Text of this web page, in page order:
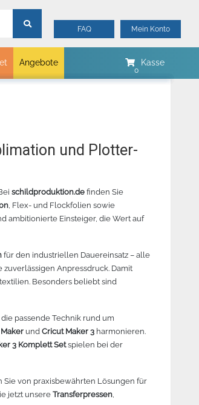
FAQ Mein Konto
V 132 SCHNEIDEPLOTTER
– BESTELLARTIKEL
Mehr lesen
ORACAL 8510 METALLIC
GLASDEKORFOLIE –
Mehr lesen
Sols
James & Nicholson
Angebote Kasse
und Plotter-
schildproduktion.de finden Sie
, Flex- und Flockfolien sowie
ambitionierte Einsteiger, die Wert auf
für den industriellen Dauereinsatz – alle
Anpressdruck. Damit
Besonders beliebt sind
passende Technik rund um
und Cricut Maker 3 harmonieren.
3 Komplett Setspielen bei der
von praxisbewährten Lösungen für
jetzt unsere Transferpressen,